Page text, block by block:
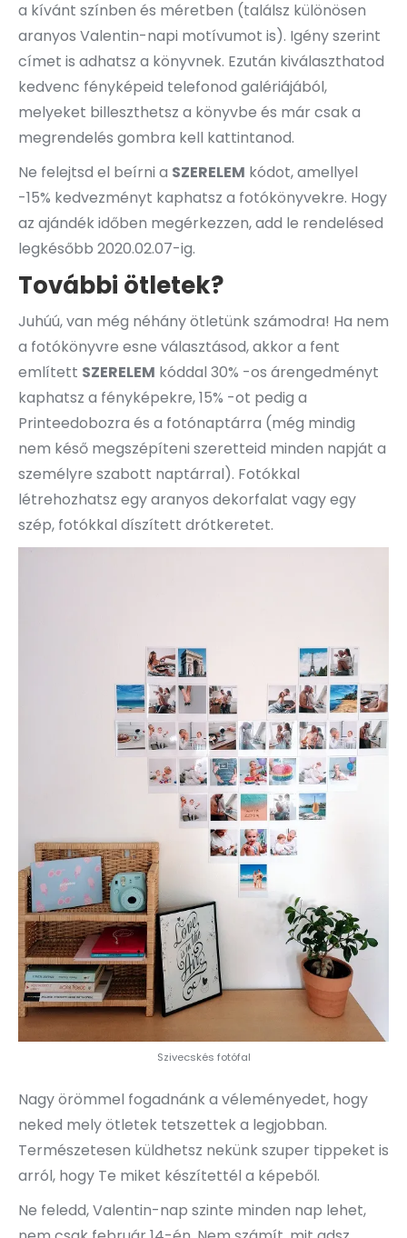
a kívánt színben és méretben (találsz különösen
aranyos Valentin-napi motívumot is). Igény szerint
címet is adhatsz a könyvnek. Ezután kiválaszthatod
kedvenc fényképeid telefonod galériájából,
melyeket billeszthetsz a könyvbe és már csak a
megrendelés gombra kell kattintanod.
Ne felejtsd el beírni a SZERELEM kódot, amellyel
-15% kedvezményt kaphatsz a fotókönyvekre. Hogy
az ajándék időben megérkezzen, add le rendelésed
legkésőbb 2020.02.07-ig.
További ötletek?
Juhúú, van még néhány ötletünk számodra! Ha nem
a fotókönyvre esne választásod, akkor a fent
említett SZERELEM kóddal 30% -os árengedményt
kaphatsz a fényképekre, 15% -ot pedig a
Printeedobozra és a fotónaptárra (még mindig
nem késő megszépíteni szeretteid minden napját a
személyre szabott naptárral). Fotókkal
létrehozhatsz egy aranyos dekorfalat vagy egy
szép, fotókkal díszített drótkeretet.
Szivecskés fotófal
Nagy örömmel fogadnánk a véleményedet, hogy
neked mely ötletek tetszettek a legjobban.
Természetesen küldhetsz nekünk szuper tippeket is
arról, hogy Te miket készítettél a képeből.
Ne feledd, Valentin-nap szinte minden nap lehet,